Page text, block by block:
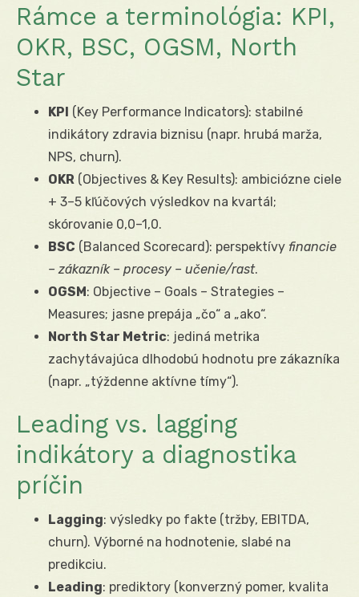
Rámce a terminológia: KPI,
OKR, BSC, OGSM, North
Star
KPI (Key Performance Indicators): stabilné
indikátory zdravia biznisu (napr. hrubá marža,
NPS, churn).
OKR (Objectives & Key Results): ambiciózne ciele
+ 3–5 kľúčových výsledkov na kvartál;
skórovanie 0,0–1,0.
BSC (Balanced Scorecard): perspektívy financie
– zákazník – procesy – učenie/rast.
OGSM: Objective – Goals – Strategies –
Measures; jasne prepája „čo“ a „ako“.
North Star Metric: jediná metrika
zachytávajúca dlhodobú hodnotu pre zákazníka
(napr. „týždenne aktívne tímy“).
Leading vs. lagging
indikátory a diagnostika
príčin
Lagging: výsledky po fakte (tržby, EBITDA,
churn). Výborné na hodnotenie, slabé na
predikciu.
Leading: prediktory (konverzný pomer, kvalita